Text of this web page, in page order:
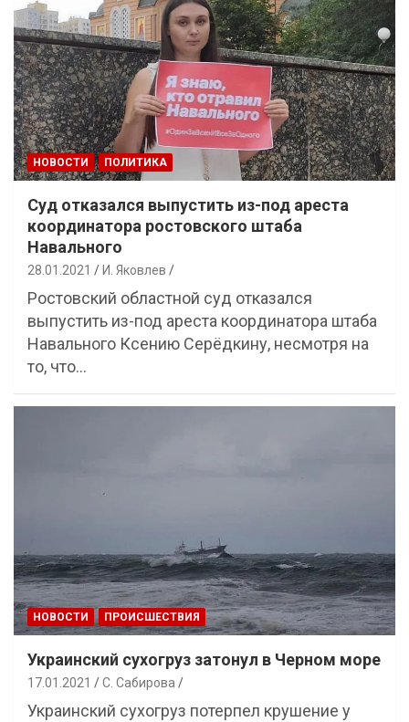
НОВОСТИ ПОЛИТИКА
Суд отказался выпустить из-под ареста
координатора ростовского штаба
Навального
28.01.2021 И. Яковлев
Ростовский областной суд отказался
выпустить из-под ареста координатора штаба
Навального Ксению Серёдкину, несмотря на
то, что…
НОВОСТИ ПРОИСШЕСТВИЯ
Украинский сухогруз затонул в Черном море
17.01.2021 С. Сабирова
Украинский сухогруз потерпел крушение у